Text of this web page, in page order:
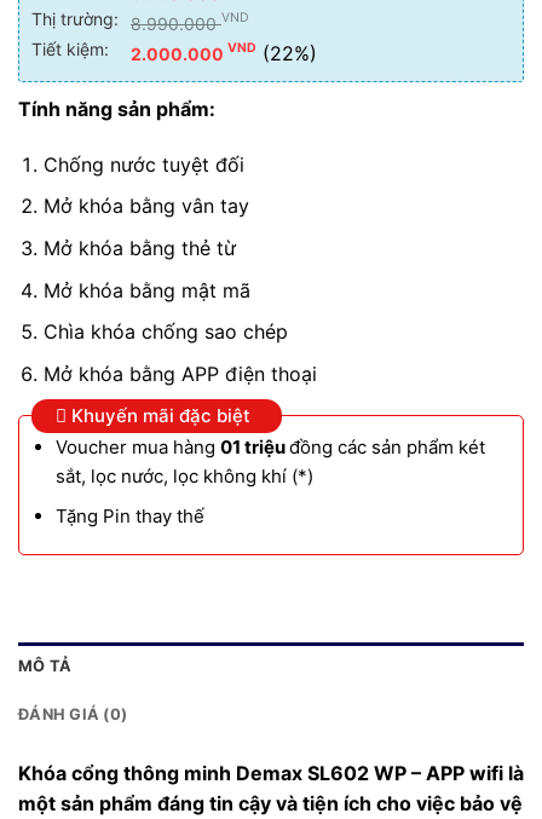
Thị trường: 8.990.000VND
Tiết kiệm: 2.000.000 VND (22%)
Tính năng sản phẩm:
Chống nước tuyệt đối
Mở khóa bằng vân tay
Mở khóa bằng thẻ từ
Mở khóa bằng mật mã
Chìa khóa chống sao chép
Mở khóa bằng APP điện thoại
Khuyến mãi đặc biệt
Voucher mua hàng 01 triệuđồng các sản phẩm két
sắt, lọc nước, lọc không khí (*)
Tặng Pin thay thế
MÔ TẢ
ĐÁNH GIÁ (0)
Khóa cổng thông minh Demax SL602 WP – APP wifi là
một sản phẩm đáng tin cậy và tiện ích cho việc bảo vệ